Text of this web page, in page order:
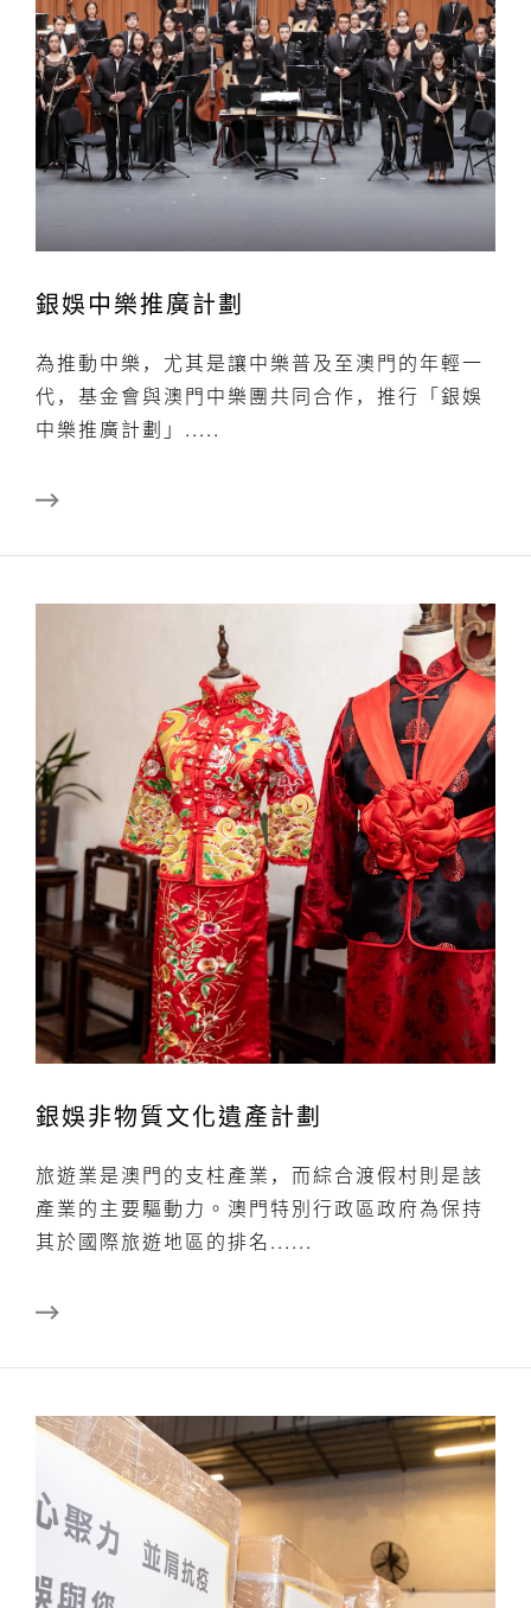
銀娛中樂推廣計劃
為推動中樂，尤其是讓中樂普及至澳門的年輕一
代，基金會與澳門中樂團共同合作，推行「銀娛
中樂推廣計劃」.....
銀娛非物質文化遺產計劃
旅遊業是澳門的支柱產業，而綜合渡假村則是該
產業的主要驅動力。澳門特別行政區政府為保持
其於國際旅遊地區的排名......